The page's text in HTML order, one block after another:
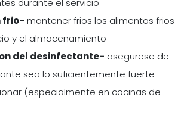
frio- mantener frios los alimentos frios
y el almacenamiento
del desinfectante- asegurese de
sea lo suficientemente fuerte
(especialmente en cocinas de